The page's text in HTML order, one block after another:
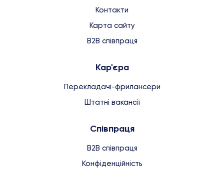
Контакти
Карта сайту
B2B співпраця
Кар'єра
Перекладачі-фрилансери
Штатні вакансії
Співпраця
B2B співпраця
Конфіденційність